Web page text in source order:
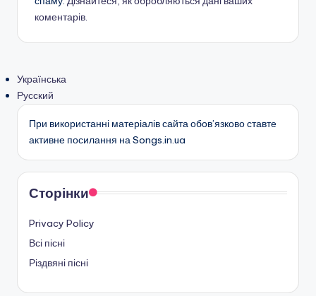
коментарів.
Українська
Русский
При використанні матеріалів сайта обов’язково ставте
активне посилання на Songs.in.ua
Сторінки
Privacy Policy
Всі пісні
Різдвяні пісні